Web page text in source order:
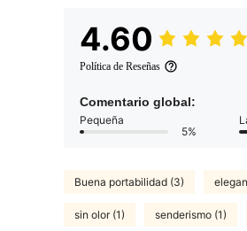
4.60
Política de Reseñas
Comentario global:
Pequeña
5%
Buena portabilidad (3)
sin olor (1) senderismo (1)